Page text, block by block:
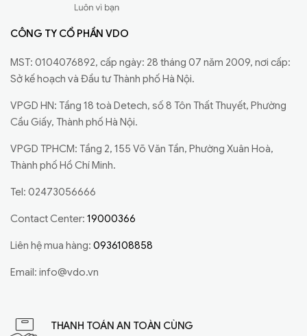
CÔNG TY CỔ PHẦN VDO
MST: 0104076892, cấp ngày: 28 tháng 07 năm 2009, nơi cấp:
Sở kế hoạch và Đầu tư Thành phố Hà Nội.
VPGD HN: Tầng 18 toà Detech, số 8 Tôn Thất Thuyết, Phường
Cầu Giấy, Thành phố Hà Nội.
VPGD TPHCM: Tầng 2, 155 Võ Văn Tần, Phường Xuân Hoà,
Thành phố Hồ Chí Minh.
Tel: 02473056666
Contact Center: 19000366
Liên hệ mua hàng: 0936108858
Email: info@vdo.vn
THANH TOÁN AN TOÀN CÙNG